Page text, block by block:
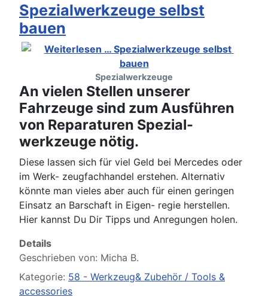
Spezialwerkzeuge selbst
bauen
Spezialwerkzeuge
An vielen Stellen unserer
Fahrzeuge sind zum Ausführen
von Reparaturen Spezial-
werkzeuge nötig.
Diese lassen sich für viel Geld bei Mercedes oder
im Werk- zeugfachhandel erstehen. Alternativ
könnte man vieles aber auch für einen geringen
Einsatz an Barschaft in Eigen- regie herstellen.
Hier kannst Du Dir Tipps und Anregungen holen.
Details
Geschrieben von: Micha B.
Kategorie: 58 - Werkzeug& Zubehör / Tools &
accessories